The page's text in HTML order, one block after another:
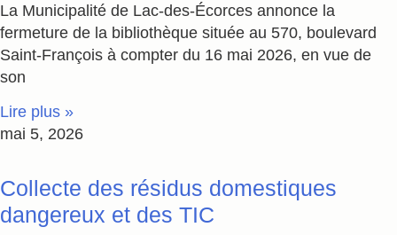
La Municipalité de Lac-des-Écorces annonce la
fermeture de la bibliothèque située au 570, boulevard
Saint-François à compter du 16 mai 2026, en vue de
son
Lire plus »
mai 5, 2026
Collecte des résidus domestiques
dangereux et des TIC